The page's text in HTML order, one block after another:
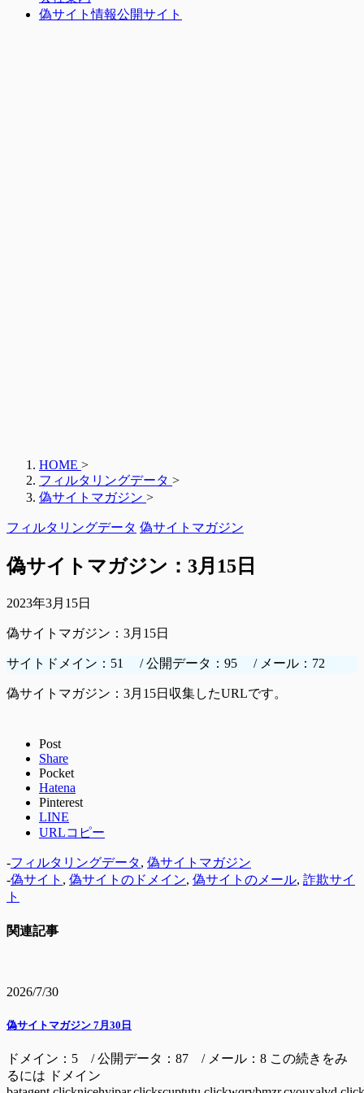
偽サイト情報公開サイト
HOME >
フィルタリングデータ >
偽サイトマガジン >
フィルタリングデータ 偽サイトマガジン
偽サイトマガジン：3月15日
2023年3月15日
偽サイトマガジン：3月15日
サイトドメイン：51 / 公開データ：95 / メール：72
偽サイトマガジン：3月15日収集したURLです。
Post
Share
Pocket
Hatena
Pinterest
LINE
URLコピー
-フィルタリングデータ, 偽サイトマガジン
-偽サイト , 偽サイトのドメイン, 偽サイトのメール, 詐欺サイ
ト
関連記事
2026/7/30
偽サイトマガジン 7月30日
ドメイン：5 / 公開データ：87 / メール：8 この続きをみ
るには ドメイン